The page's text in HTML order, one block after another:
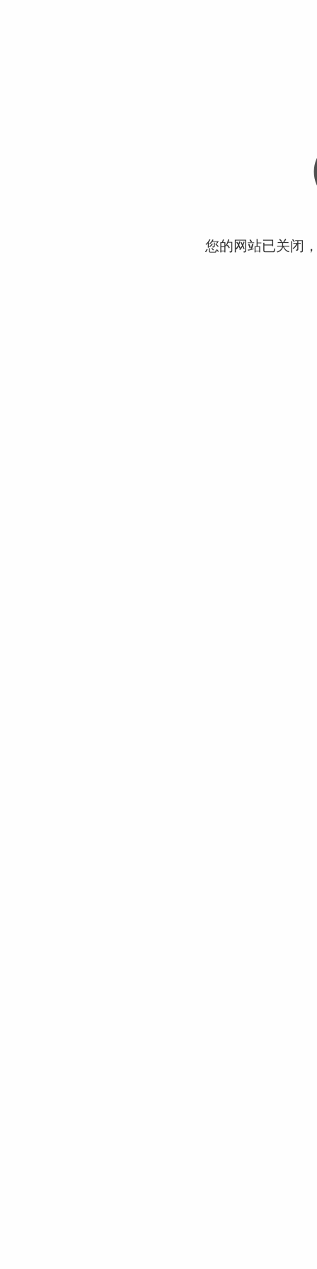
您的网站已关闭